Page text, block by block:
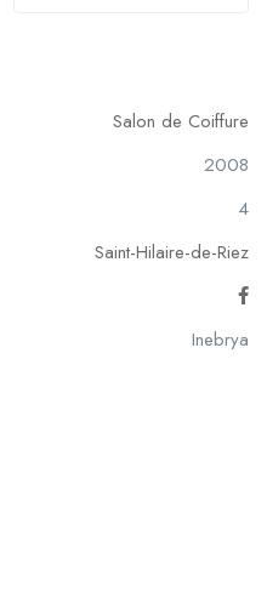
Salon de Coiffure
2008
4
Saint-Hilaire-de-Riez
Inebrya